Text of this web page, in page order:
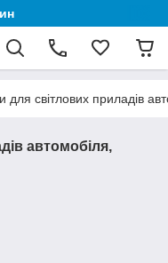
для світлових приладів
автомобіля,